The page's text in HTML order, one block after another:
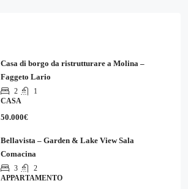
Casa di borgo da ristrutturare a Molina –
Faggeto Lario
2
1
CASA
50.000€
Bellavista – Garden & Lake View Sala
Comacina
3
2
APPARTAMENTO